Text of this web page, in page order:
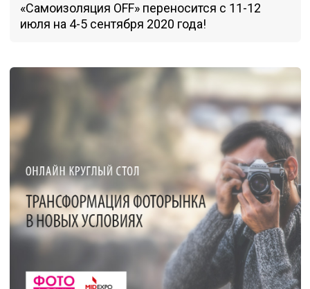
«Самоизоляция OFF» переносится с 11-12
июля на 4-5 сентября 2020 года!